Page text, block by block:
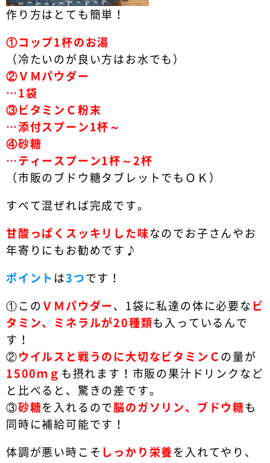
作り方はとても簡単！
①コップ1杯のお湯
（冷たいのが良い方はお水でも）
②ＶＭパウダー
…1袋
③ ビタミンＣ粉末
…添付スプーン1杯～
④砂糖
…ティースプーン1杯～2杯
（市販のブドウ糖タブレットでもＯＫ）
すべて混ぜれば完成です。
甘酸っぱくスッキリした味なのでお子さんやお
年寄りにもお勧めです♪
ポイント は 3つ です！
① この ＶＭパウダー 、1袋に私達の体に必要な ビ
タミン、ミネラルが20種類も入っているんで
す！
② ウイルスと戦うのに大切なビタミンＣ の量が
1500ｍｇ も摂れます！市販の果汁ドリンクなど
と比べると、驚きの差です。
③砂糖を入れるので 脳のガソリン、ブドウ糖も
同時に補給可能です！
体調が悪い時こそ しっかり栄養 を入れてやり、